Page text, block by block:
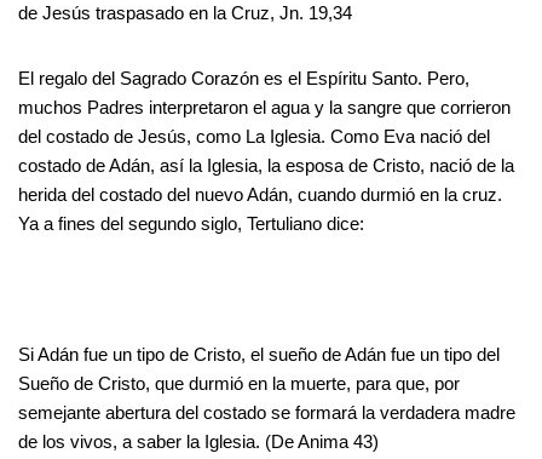
de Jesús traspasado en la Cruz, Jn. 19,34
El regalo del Sagrado Corazón es el Espíritu Santo. Pero,
muchos Padres interpretaron el agua y la sangre que corrieron
del costado de Jesús, como La Iglesia. Como Eva nació del
costado de Adán, así la Iglesia, la esposa de Cristo, nació de la
herida del costado del nuevo Adán, cuando durmió en la cruz.
Ya a fines del segundo siglo, Tertuliano dice:
Si Adán fue un tipo de Cristo, el sueño de Adán fue un tipo del
Sueño de Cristo, que durmió en la muerte, para que, por
semejante abertura del costado se formará la verdadera madre
de los vivos, a saber la Iglesia. (De Anima 43)